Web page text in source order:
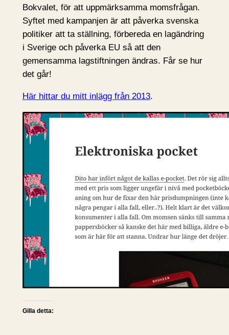
Bokvalet, för att uppmärksamma momsfrågan.
Syftet med kampanjen är att påverka svenska
politiker att ta ställning, förbereda en lagändring
i Sverige och påverka EU så att den
gemensamma lagstiftningen ändras. Får se hur
det går!
Här hittar du mitt inlägg från 2013.
Gilla detta: